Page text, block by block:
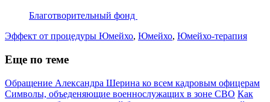
Благотворительный фонд
Эффект от процедуры Юмейхо, Юмейхо, Юмейхо-терапия
Еще по теме
Обращение Александра Шерина ко всем кадровым офицерам
Символы, объеденяющие военнослужащих в зоне СВО Как